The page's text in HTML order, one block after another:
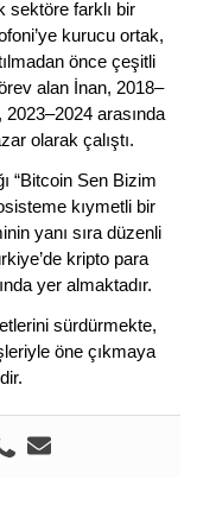
sektöre farklı bir
kurucu ortak,
önce çeşitli
alan İnan, 2018–
2023–2024 arasında
olarak çalıştı.
“Bitcoin Sen Bizim
kıymetli bir
yanı sıra düzenli
kripto para
yer almaktadır.
sürdürmekte,
öne çıkmaya